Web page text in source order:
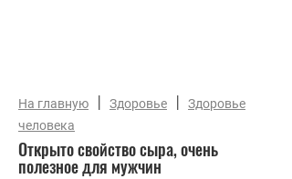
На главную | Здоровье |
Здоровье
человека
Открыто свойство сыра, очень
полезное для мужчин